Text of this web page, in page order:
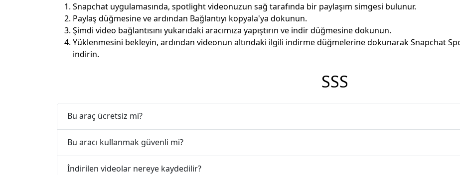
Snapchat uygulamasında, spotlight videonuzun sağ tarafında bir paylaşım simgesi bulunur.
Paylaş düğmesine ve ardından Bağlantıyı kopyala'ya dokunun.
Şimdi video bağlantısını yukarıdaki aracımıza yapıştırın ve indir düğmesine dokunun.
Yüklenmesini bekleyin, ardından videonun altındaki ilgili indirme düğmelerine dokunarak Snapchat
indirin.
SSS
Bu araç ücretsiz mi?
Bu aracı kullanmak güvenli mi?
İndirilen videolar nereye kaydedilir?